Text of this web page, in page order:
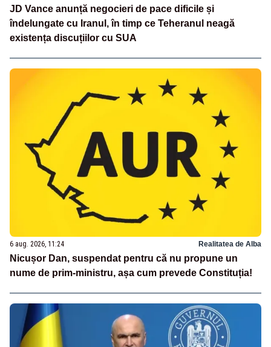
JD Vance anunță negocieri de pace dificile și
îndelungate cu Iranul, în timp ce Teheranul neagă
existența discuțiilor cu SUA
6 aug. 2026, 11:24 Realitatea de Alba
Nicușor Dan, suspendat pentru că nu propune un
nume de prim-ministru, așa cum prevede Constituția!